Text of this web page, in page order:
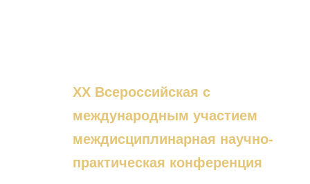
XX Всероссийская с
международным участием
междисциплинарная научно-
практическая конференция